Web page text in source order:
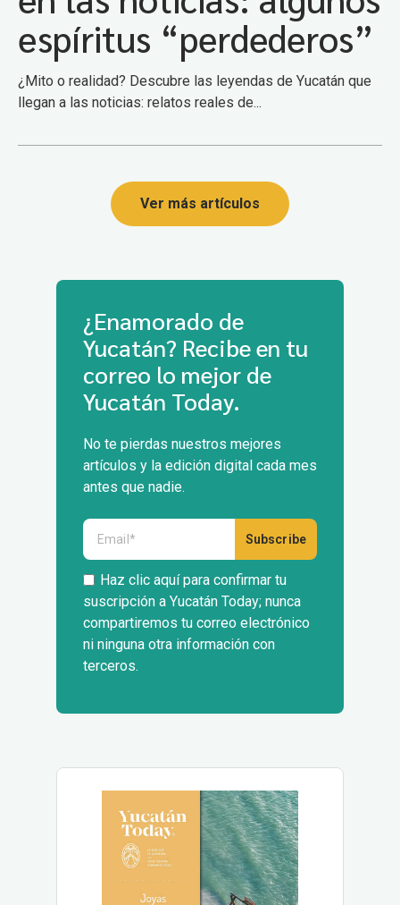
espíritus “perdederos”
¿Mito o realidad? Descubre las leyendas de Yucatán que
llegan a las noticias: relatos reales de...
Ver más artículos
¿Enamorado de
Yucatán? Recibe en tu
correo lo mejor de
Yucatán Today.
No te pierdas nuestros mejores
artículos y la edición digital cada mes
antes que nadie.
Haz clic aquí para confirmar tu
suscripción a Yucatán Today; nunca
compartiremos tu correo electrónico
ni ninguna otra información con
terceros.